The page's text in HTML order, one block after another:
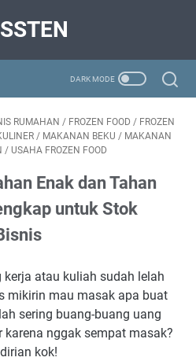
RUMAHAN / FROZEN FOOD / FROZEN
/ MAKANAN BEKU / MAKANAN
/ USAHA FROZEN FOOD
Enak dan Tahan
untuk Stok
kerja atau kuliah sudah lelah
mikirin mau masak apa buat
sering buang-buang uang
nggak sempat masak?
kok!